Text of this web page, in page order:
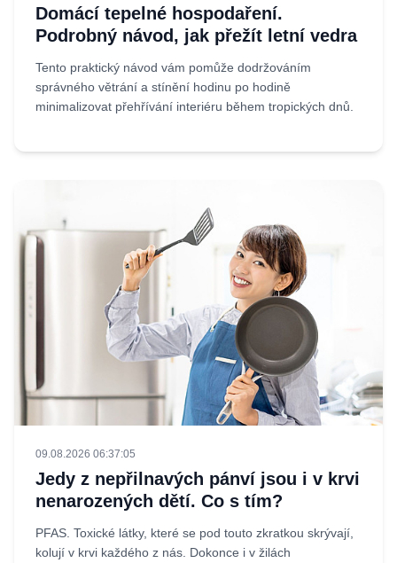
Domácí tepelné hospodaření.
Podrobný návod, jak přežít letní vedra
Tento praktický návod vám pomůže dodržováním
správného větrání a stínění hodinu po hodině
minimalizovat přehřívání interiéru během tropických dnů.
09.08.2026 06:37:05
Jedy z nepřilnavých pánví jsou i v krvi
nenarozených dětí. Co s tím?
PFAS. Toxické látky, které se pod touto zkratkou skrývají,
kolují v krvi každého z nás. Dokonce i v žilách